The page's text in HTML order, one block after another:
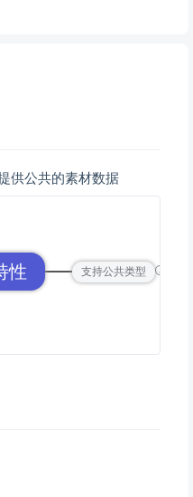
供公共的素材数据
性 -
支持公共类型